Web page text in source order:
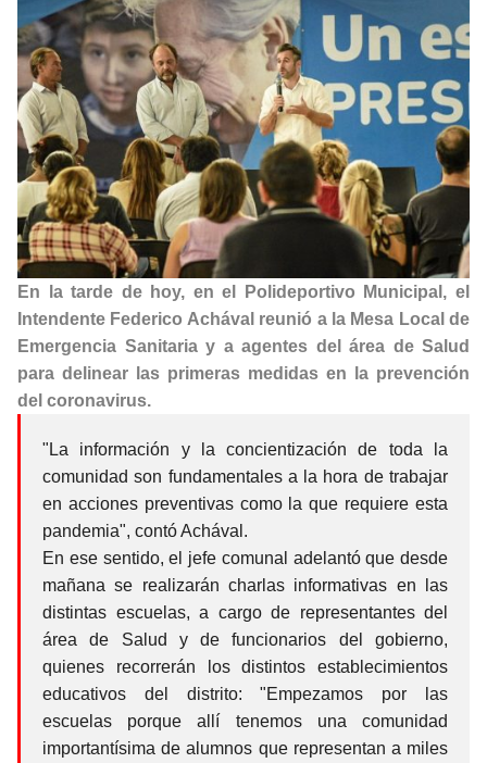
En la tarde de hoy, en el Polideportivo Municipal, el
Intendente Federico Achával reunió a la Mesa Local de
Emergencia Sanitaria y a agentes del área de Salud
para delinear las primeras medidas en la prevención
del coronavirus.
"La información y la concientización de toda la
comunidad son fundamentales a la hora de trabajar
en acciones preventivas como la que requiere esta
pandemia", contó Achával.
En ese sentido, el jefe comunal adelantó que desde
mañana se realizarán charlas informativas en las
distintas escuelas, a cargo de representantes del
área de Salud y de funcionarios del gobierno,
quienes recorrerán los distintos establecimientos
educativos del distrito: "Empezamos por las
escuelas porque allí tenemos una comunidad
importantísima de alumnos que representan a miles